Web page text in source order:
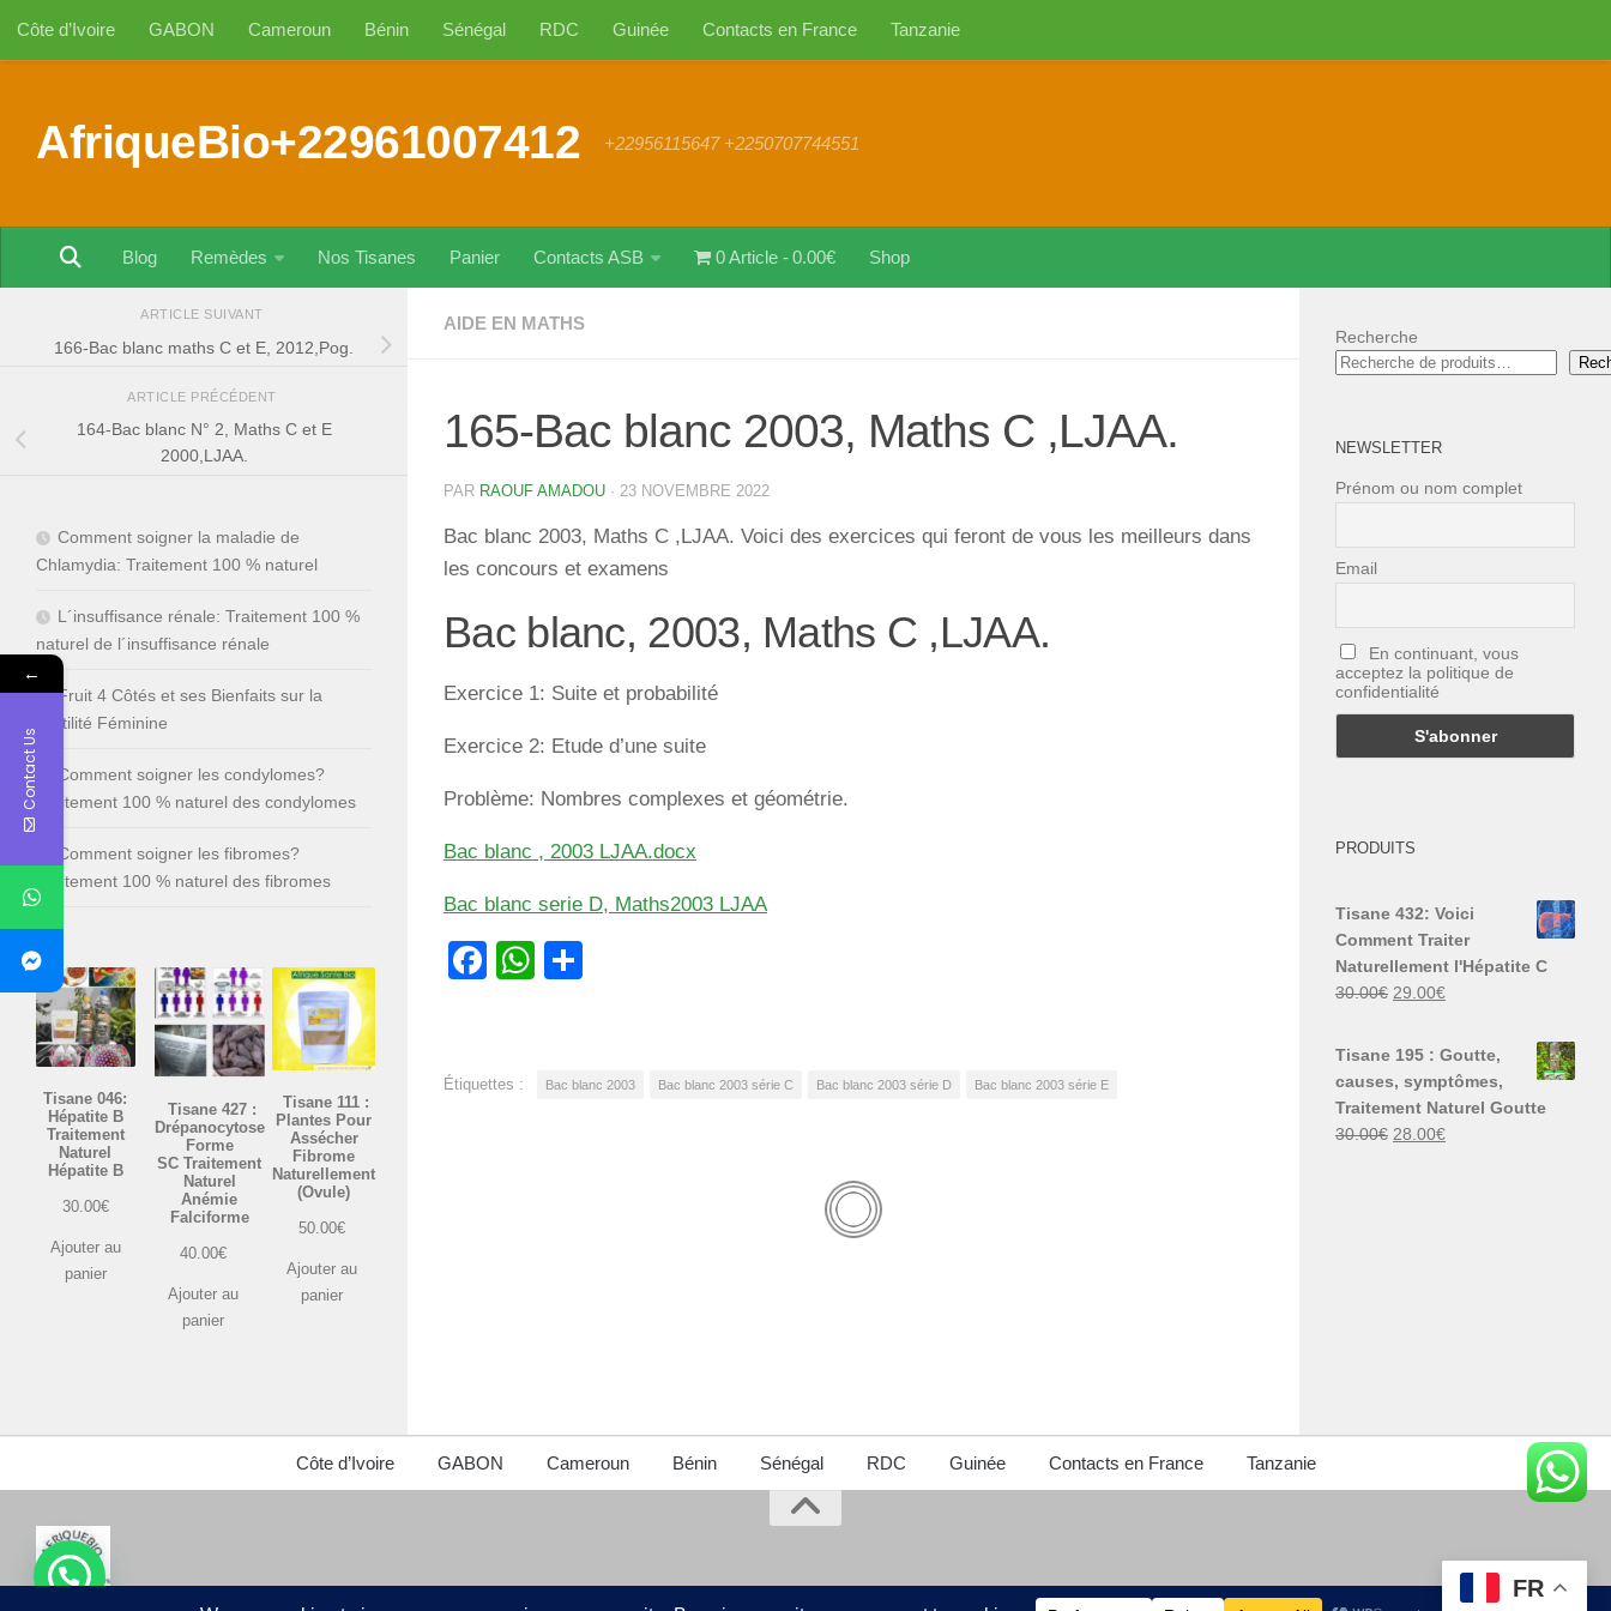
Au dessous du contenu
Côte d’Ivoire GABON Cameroun Bénin Sénégal RDC Guinée Contacts en France Tanzanie
AfriqueBio+22961007412 +22956115647 +2250707744551
Blog Remèdes Nos Tisanes Panier Contacts ASB 0 Article 0.00€ Shop
AIDE EN MATHS
165-Bac blanc 2003, Maths C ,LJAA.
PAR RAOUF AMADOU · 23 NOVEMBRE 2022
Bac blanc 2003, Maths C ,LJAA. Voici des exercices qui feront de vous les meilleurs dans
les concours et examens
Bac blanc, 2003, Maths C ,LJAA.
Exercice 1: Suite et probabilité
Exercice 2: Etude d’une suite
Problème: Nombres complexes et géométrie.
Bac blanc , 2003 LJAA.docx
Bac blanc serie D, Maths2003 LJAA
Facebook
WhatsApp
Étiquettes : Bac blanc 2003 Bac blanc 2003 série C Bac blanc 2003 série D Bac blanc 2003 série E
ARTICLE SUIVANT
166-Bac blanc maths C et E, 2012,Pog.
ARTICLE PRÉCÉDENT
164-Bac blanc N° 2, Maths C et E
2000,LJAA.
Comment soigner la maladie de
Chlamydia: Traitement 100 % naturel
L´insuffisance rénale: Traitement 100 %
naturel de l´insuffisance rénale
Fruit 4 Côtés et ses Bienfaits sur la
Fertilité Féminine
Comment soigner les condylomes?
Traitement 100 % naturel des condylomes
Comment soigner les fibromes?
Traitement 100 % naturel des fibromes
Tisane 046:
Hépatite B
Traitement
Naturel
Hépatite B
30.00€
Ajouter au
panier
Tisane 427 :
Drépanocytose
Forme
SC Traitement
Naturel
Anémie
Falciforme
40.00€
Ajouter au
panier
Tisane 111 :
Plantes Pour
Assécher
Fibrome
Naturellement
(Ovule)
50.00€
Ajouter au
panier
Recherche
NEWSLETTER
Prénom ou nom complet
Email
En continuant, vous
acceptez la politique de
confidentialité
PRODUITS
Tisane 432: Voici
Comment Traiter
Naturellement l'Hépatite C
30.00€ Le
30.00€.
29.00€Le
est :
Tisane 195 : Goutte,
causes, symptômes,
Traitement Naturel Goutte
30.00€ Le
28.00€Le
Côte d’Ivoire GABON Cameroun Bénin Sénégal RDC Guinée Contacts en France Tanzanie
FR
←
Contact Us